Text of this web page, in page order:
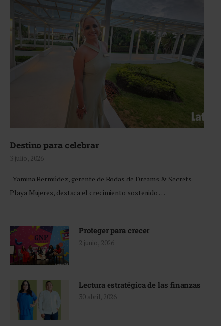
Destino para celebrar
3 julio, 2026
Yamina Bermúdez, gerente de Bodas de Dreams & Secrets
Playa Mujeres, destaca el crecimiento sostenido …
Proteger para crecer
2 junio, 2026
Lectura estratégica de las finanzas
30 abril, 2026